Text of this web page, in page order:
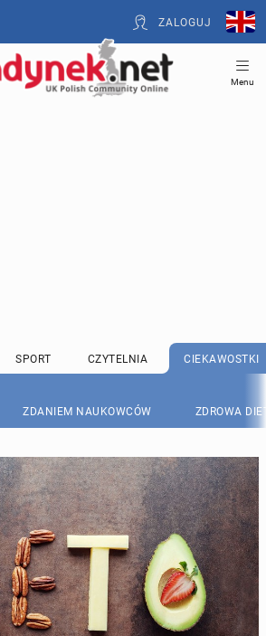
ZALOGUJ
Menu
SPORT CZYTELNIA CIEKAWOSTKI
ZDANIEM NAUKOWCÓW ZDROWA